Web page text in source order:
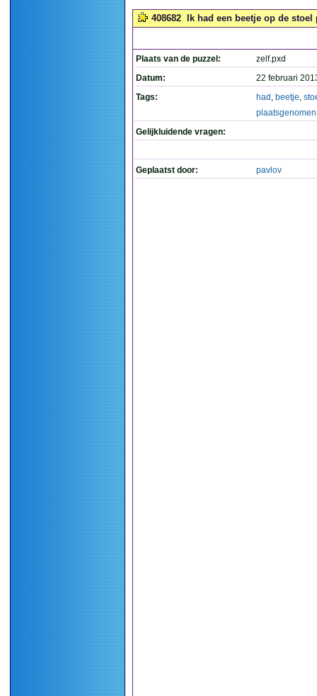
408682 Ik had een beetje op de
Plaats van de puzzel:
zelf.pxd
Datum:
22 februari
Tags:
had , beetje,
plaatsgenomen
Gelijkluidende vragen:
Geplaatst door: pavlov